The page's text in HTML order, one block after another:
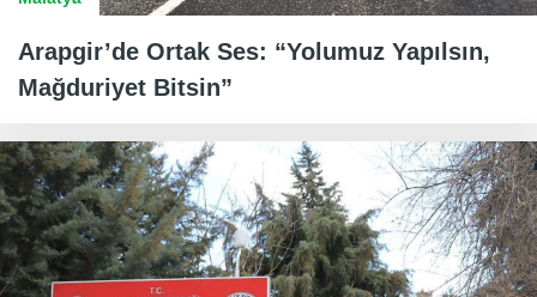
Arapgir’de Ortak Ses: “Yolumuz Yapılsın,
Mağduriyet Bitsin”